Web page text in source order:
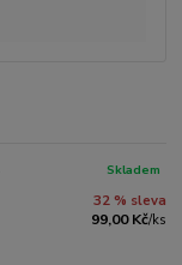
32 % sleva
99,00 Kč/ks
Skladem